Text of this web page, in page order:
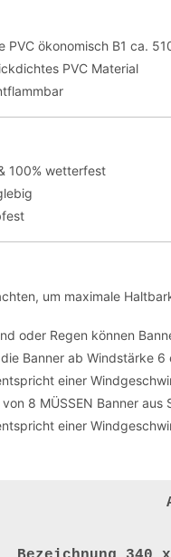
PVC ökonomisch B1 ca.
PVC Material
100% wetterfest
um maximale
oder Regen können
Banner ab Windstärke 6
einer
8 MÜSSEN Banner
einer